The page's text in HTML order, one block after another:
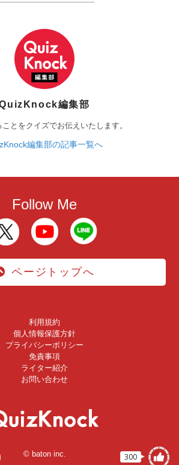
300
編集部
とをクイズでお伝えいたします。
編集部の記事一覧へ
Follow Me
ページトップへ
利用規約
個人情報保護方針
プライバシーポリシー
免責事項
ライター紹介
お問い合わせ
© baton inc.